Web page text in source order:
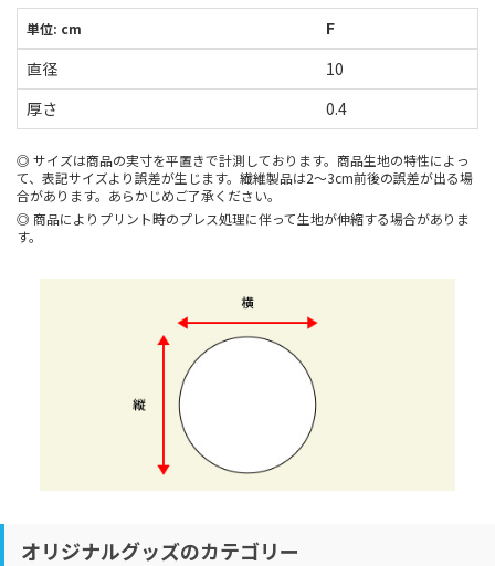
単位: cm
F
直径
10
厚さ
0.4
サイズは商品の実寸を平置きで計測しております。商品生地の特性によっ
て、表記サイズより誤差が生じます。繊維製品は2～3cm前後の誤差が出る場
合があります。あらかじめご了承ください。
商品によりプリント時のプレス処理に伴って生地が伸縮する場合がありま
す。
オリジナルグッズのカテゴリー